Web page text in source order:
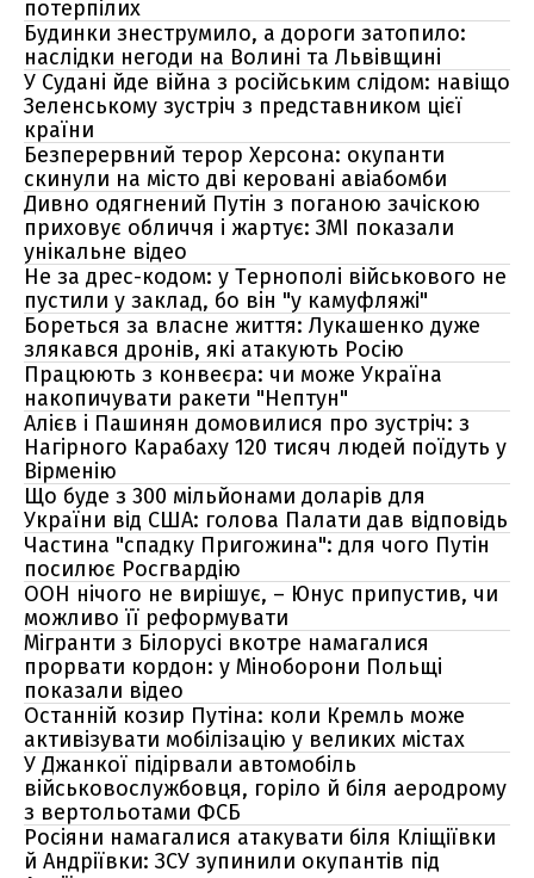
потерпілих
Будинки знеструмило, а дороги затопило:
наслідки негоди на Волині та Львівщині
У Судані йде війна з російським слідом: навіщо
Зеленському зустріч з представником цієї
країни
Безперервний терор Херсона: окупанти
скинули на місто дві керовані авіабомби
Дивно одягнений Путін з поганою зачіскою
приховує обличчя і жартує: ЗМІ показали
унікальне відео
Не за дрес-кодом: у Тернополі військового не
пустили у заклад, бо він "у камуфляжі"
Бореться за власне життя: Лукашенко дуже
злякався дронів, які атакують Росію
Працюють з конвеєра: чи може Україна
накопичувати ракети "Нептун"
Алієв і Пашинян домовилися про зустріч: з
Нагірного Карабаху 120 тисяч людей поїдуть у
Вірменію
Що буде з 300 мільйонами доларів для
України від США: голова Палати дав відповідь
Частина "спадку Пригожина": для чого Путін
посилює Росгвардію
ООН нічого не вирішує, – Юнус припустив, чи
можливо її реформувати
Мігранти з Білорусі вкотре намагалися
прорвати кордон: у Міноборони Польщі
показали відео
Останній козир Путіна: коли Кремль може
активізувати мобілізацію у великих містах
У Джанкої підірвали автомобіль
військовослужбовця, горіло й біля аеродрому
з вертольотами ФСБ
Росіяни намагалися атакувати біля Кліщіївки
й Андріївки: ЗСУ зупинили окупантів під